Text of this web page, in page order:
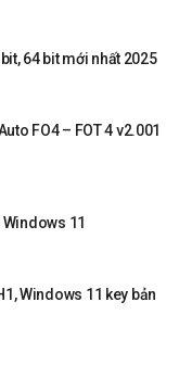
64 bit mới nhất 2025
FO4 – FOT 4 v2.001
11
Windows 11 key bản